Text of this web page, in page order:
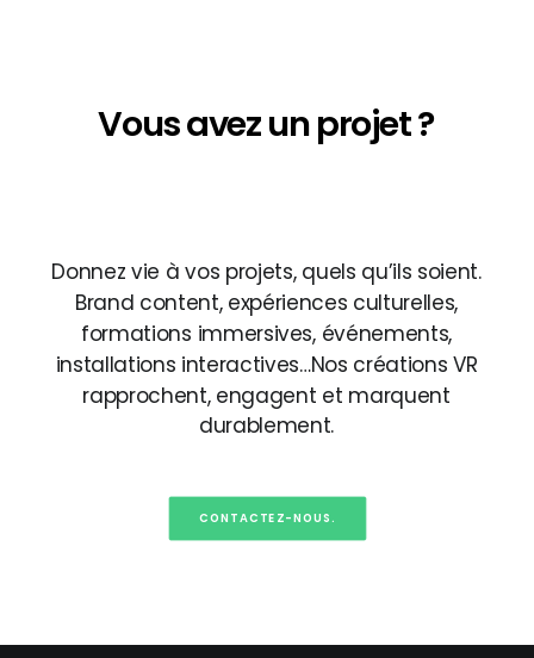
Vousavezunprojet?
Donnez vie à vos projets, quels qu’ils soient.
Brand content, expériences culturelles,
formations immersives, événements,
installations interactives…Nos créations VR
rapprochent, engagent et marquent
durablement.
CONTACTEZ-NOUS.